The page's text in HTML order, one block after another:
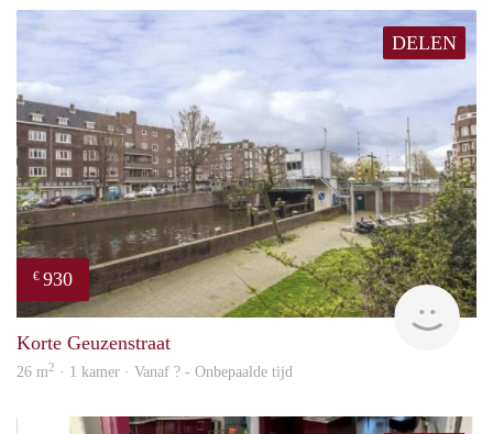
DELEN
€ 930
rent
Korte Geuzenstraat
26 m2 · 1 kamer · Vanaf ? - Onbepaalde tijd